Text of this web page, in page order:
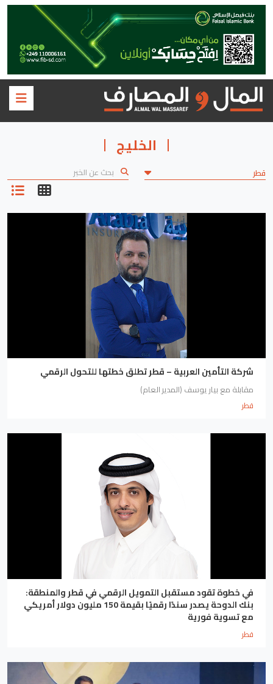
الخليج
شركة التأمين العربية – قطر تطلق خطتها للتحول الرقمي
مقابلة مع بيار يوسف (المدير العام)
قطر
في خطوة تقود مستقبل التمويل الرقمي في قطر والمنطقة:
بنك الدوحة يصدر سندًا رقميًا بقيمة 150 مليون دولار أمريكي
مع تسوية فورية
قطر